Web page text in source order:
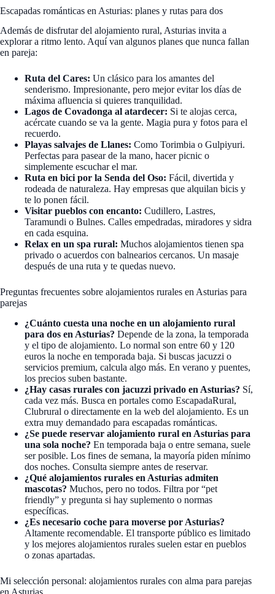
Escapadas románticas en Asturias: planes y rutas para dos
Además de disfrutar del alojamiento rural, Asturias invita a
explorar a ritmo lento. Aquí van algunos planes que nunca fallan
en pareja:
Ruta del Cares: Un clásico para los amantes del
senderismo. Impresionante, pero mejor evitar los días de
máxima afluencia si quieres tranquilidad.
Lagos de Covadonga al atardecer: Si te alojas cerca,
acércate cuando se va la gente. Magia pura y fotos para el
recuerdo.
Playas salvajes de Llanes: Como Torimbia o Gulpiyuri.
Perfectas para pasear de la mano, hacer picnic o
simplemente escuchar el mar.
Ruta en bici por la Senda del Oso: Fácil, divertida y
rodeada de naturaleza. Hay empresas que alquilan bicis y
te lo ponen fácil.
Visitar pueblos con encanto: Cudillero, Lastres,
Taramundi o Bulnes. Calles empedradas, miradores y sidra
en cada esquina.
Relax en un spa rural: Muchos alojamientos tienen spa
privado o acuerdos con balnearios cercanos. Un masaje
después de una ruta y te quedas nuevo.
Preguntas frecuentes sobre alojamientos rurales en Asturias para
parejas
¿Cuánto cuesta una noche en un alojamiento rural
para dos en Asturias? Depende de la zona, la temporada
y el tipo de alojamiento. Lo normal son entre 60 y 120
euros la noche en temporada baja. Si buscas jacuzzi o
servicios premium, calcula algo más. En verano y puentes,
los precios suben bastante.
¿Hay casas rurales con jacuzzi privado en Asturias? Sí,
cada vez más. Busca en portales como EscapadaRural,
Clubrural o directamente en la web del alojamiento. Es un
extra muy demandado para escapadas románticas.
¿Se puede reservar alojamiento rural en Asturias para
una sola noche? En temporada baja o entre semana, suele
ser posible. Los fines de semana, la mayoría piden mínimo
dos noches. Consulta siempre antes de reservar.
¿Qué alojamientos rurales en Asturias admiten
mascotas? Muchos, pero no todos. Filtra por “pet
friendly” y pregunta si hay suplemento o normas
específicas.
¿Es necesario coche para moverse por Asturias?
Altamente recomendable. El transporte público es limitado
y los mejores alojamientos rurales suelen estar en pueblos
o zonas apartadas.
Mi selección personal: alojamientos rurales con alma para parejas